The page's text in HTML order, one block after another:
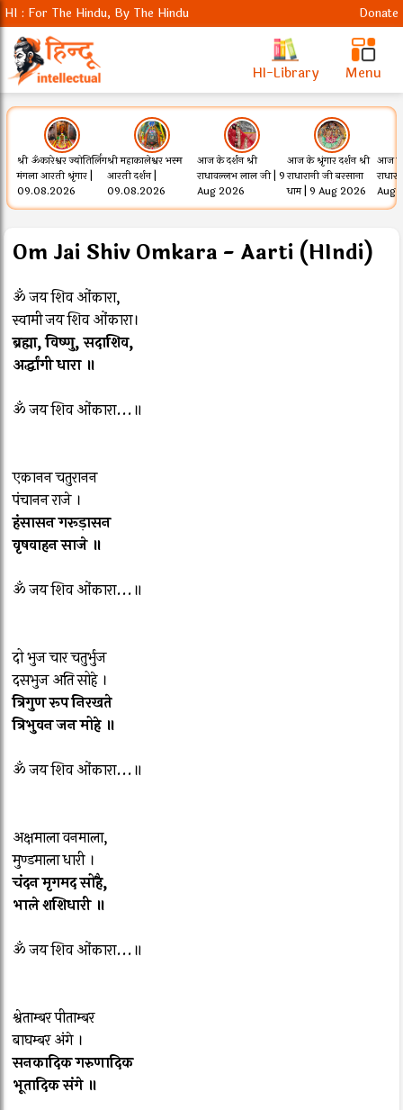
HI : For The Hindu, By The Hindu Donate
HI-Library Menu
श्री ॐकारेश्वर ज्योतिर्लिंग
मंगला आरती श्रृंगार |
09.08.2026
श्री महाकालेश्वर भस्म
आरती दर्शन |
09.08.2026
आज के दर्शन श्री
राधावल्लभ लाल जी | 9
Aug 2026
आज के श्रृंगार दर्शन श्री
राधारानी जी बरसाना
धाम | 9 Aug 2026
आज के
Aug
Om Jai Shiv Omkara - Aarti (HIndi)
ॐ जय शिव ओंकारा,
स्वामी जय शिव ओंकारा।
ब्रह्मा, विष्णु, सदाशिव,
अर्द्धांगी धारा ॥
ॐ जय शिव ओंकारा...॥
एकानन चतुरानन
पंचानन राजे ।
हंसासन गरूड़ासन
वृषवाहन साजे ॥
ॐ जय शिव ओंकारा...॥
दो भुज चार चतुर्भुज
दसभुज अति सोहे ।
त्रिगुण रूप निरखते
त्रिभुवन जन मोहे ॥
ॐ जय शिव ओंकारा...॥
अक्षमाला वनमाला,
मुण्डमाला धारी ।
चंदन मृगमद सोहै,
भाले शशिधारी ॥
ॐ जय शिव ओंकारा...॥
श्वेताम्बर पीताम्बर
बाघम्बर अंगे ।
सनकादिक गरुणादिक
भूतादिक संगे ॥